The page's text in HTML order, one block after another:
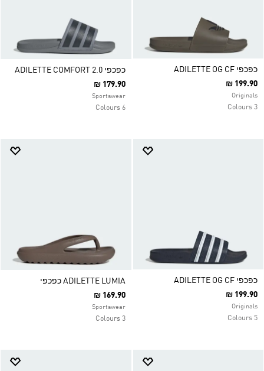
כפכפי ADILETTE OG CF
₪ 199.90
Originals
3 Colours
כפכפי ADILETTE COMFORT 2.0
₪ 179.90
Sportswear
6 Colours
כפכפי ADILETTE OG CF
₪ 199.90
Originals
5 Colours
ADILETTE LUMIA כפכפי
₪ 169.90
Sportswear
3 Colours